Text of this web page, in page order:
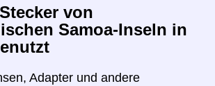
von
Samoa-Inseln in
Adapter und andere